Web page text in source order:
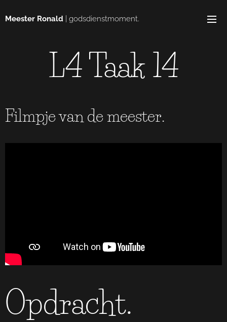
Meester Ronald | godsdienstmoment.
L4 Taak 14
Filmpje van de meester.
Opdracht.